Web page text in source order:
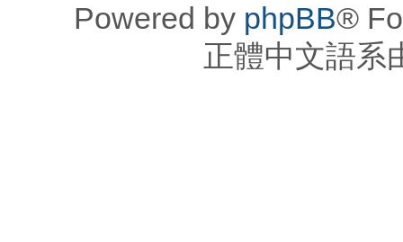
Powered by phpBB®
正體中文語系